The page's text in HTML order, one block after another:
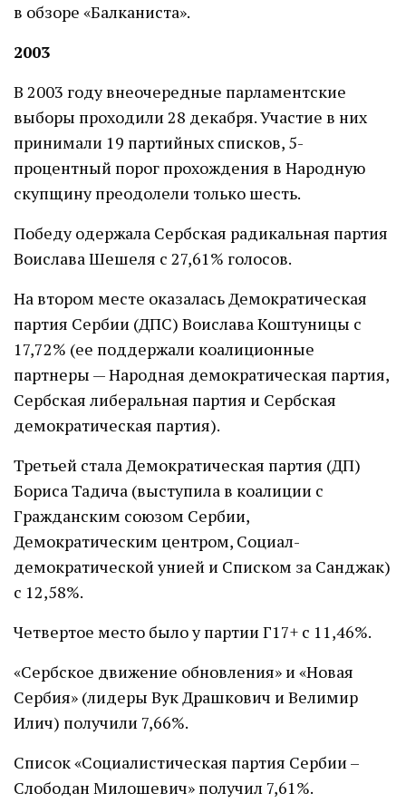
в обзоре «Балканиста».
2003
В 2003 году внеочередные парламентские
выборы проходили 28 декабря. Участие в них
принимали 19 партийных списков, 5-
процентный порог прохождения в Народную
скупщину преодолели только шесть.
Победу одержала Сербская радикальная партия
Воислава Шешеля с 27,61% голосов.
На втором месте оказалась Демократическая
партия Сербии (ДПС) Воислава Коштуницы с
17,72% (ее поддержали коалиционные
партнеры — Народная демократическая партия,
Сербская либеральная партия и Сербская
демократическая партия).
Третьей стала Демократическая партия (ДП)
Бориса Тадича (выступила в коалиции с
Гражданским союзом Сербии,
Демократическим центром, Социал-
демократической унией и Списком за Санджак)
с 12,58%.
Четвертое место было у партии Г17+ с 11,46%.
«Сербское движение обновления» и «Новая
Сербия» (лидеры Вук Драшкович и Велимир
Илич) получили 7,66%.
Список «Социалистическая партия Сербии –
Слободан Милошевич» получил 7,61%.